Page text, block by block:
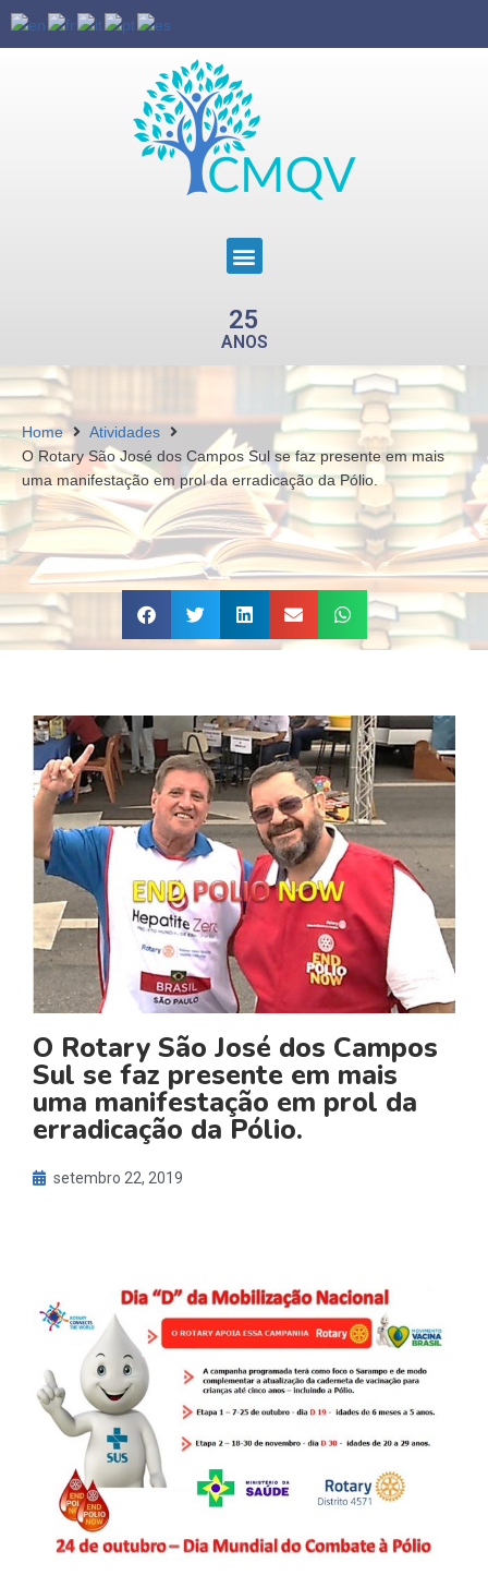
25
ANOS
Home
Atividades
O Rotary São José dos Campos Sul se faz presente em mais
uma manifestação em prol da erradicação da Pólio.
O Rotary São José dos Campos
Sul se faz presente em mais
uma manifestação em prol da
erradicação da Pólio.
setembro 22, 2019